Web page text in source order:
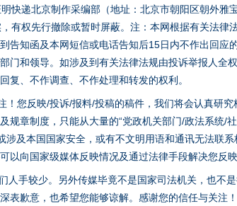
快递北京制作采编部（地址：北京市朝阳区朝外雅
有权先行撤除或暂时屏蔽。注：本网根据有关法律
告知函及本网短信或电话告知后15日内不作出回应
门和领导。如涉及到有关法律法规由投诉举报人全
复、不作调查、不作处理和转发的权利。
您反映/投诉/报料/投稿的稿件，我们将会认真研究
规章制度，只能从大量的“党政机关部门/政法系统/
及本国国家安全，或有不文明用语和通讯无法联
向国家级媒体反映情况及通过法律手段解决您反映
手较少。另外传媒毕竟不是国家司法机关，也不
表歉意，也希望您能够谅解。感谢您的信任与关注！
天”